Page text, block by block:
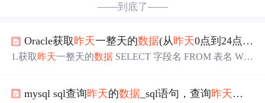
——到底了——
Oracle获取昨天一整天的数据(从昨天0点到24点)和
1.获取昨天一整天的数据 SELECT 字段名 FROM 表名 WH
(to_char(sysdate, 'yyyy-mm-dd') , 'yyyy/MM/dd HH24:mi:ss') +
mysql sql查询昨天的数据 _sql语句，查询昨天的